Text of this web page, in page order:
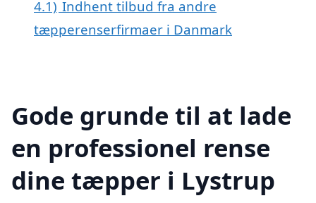
4.1) Indhent tilbud fra andre
tæpperenserfirmaer i Danmark
Gode grunde til at lade
en professionel rense
dine tæpper i Lystrup